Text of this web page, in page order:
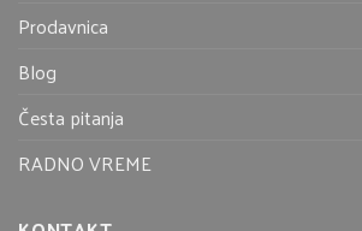
Prodavnica
Blog
Česta pitanja
RADNO VREME